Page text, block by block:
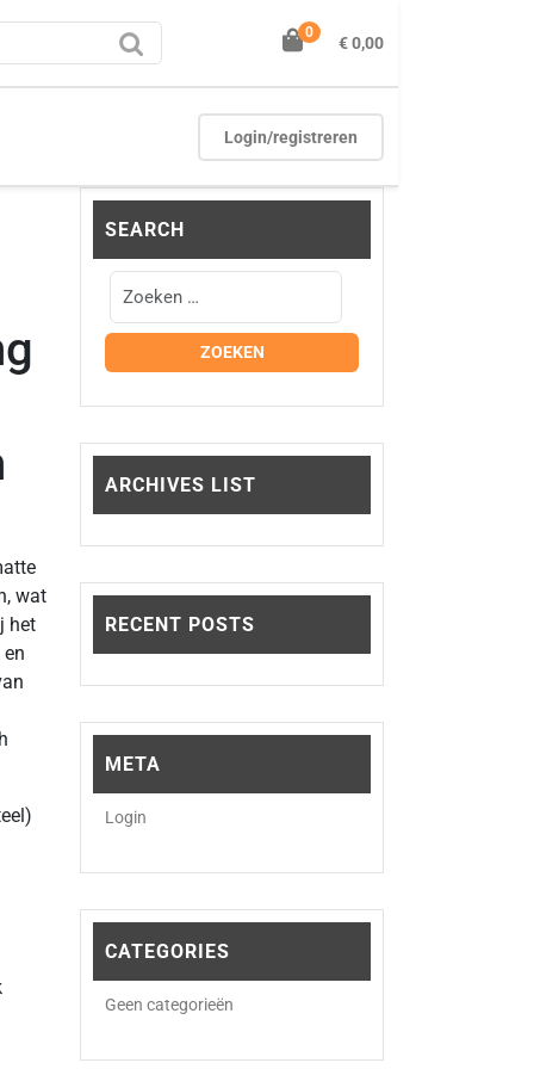
0
€ 0,00
Login/registreren
wat
het
SEARCH
ARCHIVES LIST
RECENT POSTS
META
Login
CATEGORIES
Geen categorieën